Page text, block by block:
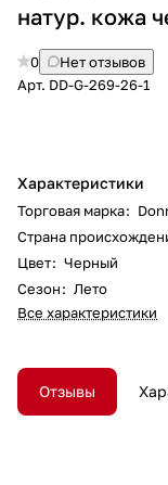
натур. кожа
0
Нет отзывов
Арт. DD-G-269-26-1
Характеристики
Торговая марка:
Страна
Цвет: Черный
Сезон: Лето
Все характеристики
Отзывы